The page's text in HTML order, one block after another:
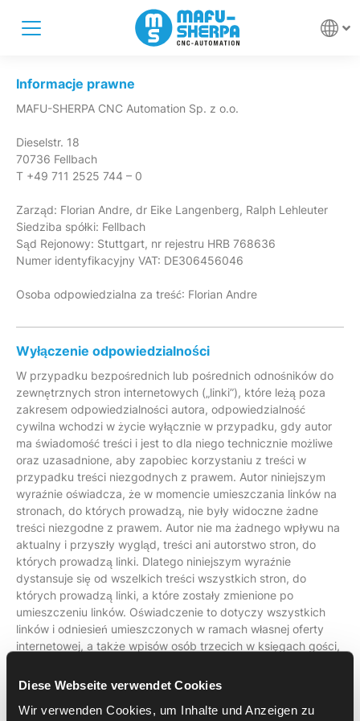
Diese Webseite verwendet Cookies
Wir verwenden Cookies, um Inhalte und Anzeigen zu
Informacje prawne
MAFU-SHERPA CNC Automation Sp. z o.o.
Dieselstr. 18
70736 Fellbach
T +49 711 2525 744 – 0
Zarząd: Florian Andre, dr Eike Langenberg, Ralph Lehleuter
Siedziba spółki: Fellbach
Sąd Rejonowy: Stuttgart, nr rejestru HRB 768636
Numer identyfikacyjny VAT: DE306456046
Osoba odpowiedzialna za treść: Florian Andre
Wyłączenie odpowiedzialności
W przypadku bezpośrednich lub pośrednich odnośników do
zewnętrznych stron internetowych („linki”), które leżą poza
zakresem odpowiedzialności autora, odpowiedzialność
cywilna wchodzi w życie wyłącznie w przypadku, gdy autor
ma świadomość treści i jest to dla niego technicznie możliwe
oraz uzasadnione, aby zapobiec korzystaniu z treści w
przypadku treści niezgodnych z prawem. Autor niniejszym
wyraźnie oświadcza, że w momencie umieszczania linków na
stronach, do których prowadzą, nie były widoczne żadne
treści niezgodne z prawem. Autor nie ma żadnego wpływu na
aktualny i przyszły wygląd, treści ani autorstwo stron, do
których prowadzą linki. Dlatego niniejszym wyraźnie
dystansuje się od wszelkich treści wszystkich stron, do
których prowadzą linki, a które zostały zmienione po
umieszczeniu linków. Oświadczenie to dotyczy wszystkich
linków i odniesień umieszczonych w ramach własnej oferty
internetowej, a także wpisów osób trzecich w księgach gości,
oraz we wszystkich innych formach baz danych utworzonych
dostęp w trybie zapisu. Za treści niezgodne z prawem,